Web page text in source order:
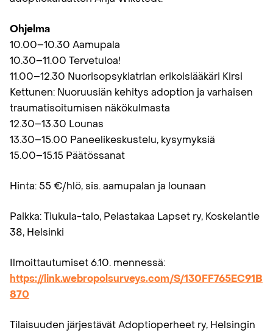
Ohjelma
10.00–10.30 Aamupala
10.30–11.00 Tervetuloa!
11.00–12.30 Nuorisopsykiatrian erikoislääkäri Kirsi
Kettunen: Nuoruusiän kehitys adoption ja varhaisen
traumatisoitumisen näkökulmasta
12.30–13.30 Lounas
13.30–15.00 Paneelikeskustelu, kysymyksiä
15.00–15.15 Päätössanat
Hinta: 55 €/hlö, sis. aamupalan ja lounaan
Paikka: Tiukula-talo, Pelastakaa Lapset ry, Koskelantie
38, Helsinki
Ilmoittautumiset 6.10. mennessä:
https://link.webropolsurveys.com/S/130FF765EC91B
870
Tilaisuuden järjestävät Adoptioperheet ry, Helsingin